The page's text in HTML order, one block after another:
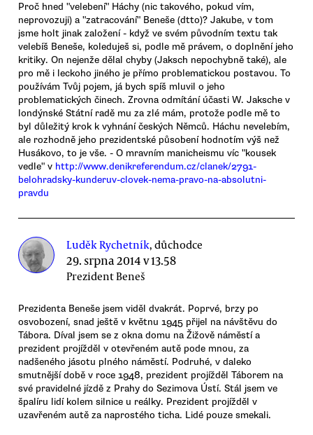
Proč hned "velebení" Háchy (nic takového, pokud vím,
neprovozuji) a "zatracování" Beneše (dtto)? Jakube, v tom
jsme holt jinak založení - když ve svém původním textu tak
velebíš Beneše, koleduješ si, podle mě právem, o doplnění jeho
kritiky. On nejenže dělal chyby (Jaksch nepochybně také), ale
pro mě i leckoho jiného je přímo problematickou postavou. To
používám Tvůj pojem, já bych spíš mluvil o jeho
problematických činech. Zrovna odmítání účasti W. Jaksche v
londýnské Státní radě mu za zlé mám, protože podle mě to
byl důležitý krok k vyhnání českých Němců. Háchu nevelebím,
ale rozhodně jeho prezidentské působení hodnotím výš než
Husákovo, to je vše. - O mravním manicheismu víc "kousek
vedle" v http://www.denikreferendum.cz/clanek/2791-
belohradsky-kunderuv-clovek-nema-pravo-na-absolutni-
pravdu
Luděk Rychetník, důchodce
29. srpna 2014 v 13.58
Prezident Beneš
Prezidenta Beneše jsem viděl dvakrát. Poprvé, brzy po
osvobození, snad ještě v květnu 1945 přijel na návštěvu do
Tábora. Díval jsem se z okna domu na Žižově náměstí a
prezident projížděl v otevřeném autě pode mnou, za
nadšeného jásotu plného náměstí. Podruhé, v daleko
smutnější době v roce 1948, prezident projížděl Táborem na
své pravidelné jízdě z Prahy do Sezimova Ústí. Stál jsem ve
špalíru lidí kolem silnice u reálky. Prezident projížděl v
uzavřeném autě za naprostého ticha. Lidé pouze smekali.